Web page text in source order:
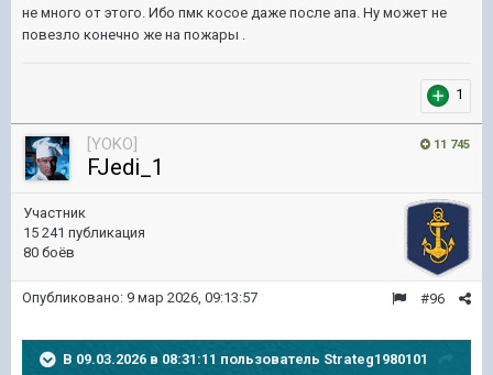
не много от этого. Ибо пмк косое даже после апа. Ну может не
повезло конечно же на пожары .
1
11 745
[YOKO]
FJedi_1
Участник
15 241 публикация
80 боёв
#96
Опубликовано: 9 мар 2026, 09:13:57
В 09.03.2026 в 08:31:11 пользователь Strateg1980101